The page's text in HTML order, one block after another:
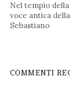
Nel tempio
voce antica
Sebastiano
COMMENTI